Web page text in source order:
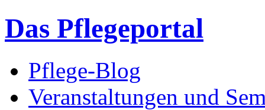
Das Pflegeportal
Pflege-Blog
Veranstaltungen und